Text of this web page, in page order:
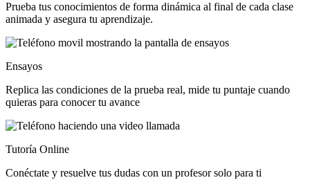
Prueba tus conocimientos de forma dinámica al final de cada clase
animada y asegura tu aprendizaje.
Ensayos
Replica las condiciones de la prueba real, mide tu puntaje cuando
quieras para conocer tu avance
Tutoría Online
Conéctate y resuelve tus dudas con un profesor solo para ti